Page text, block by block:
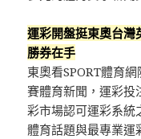
運彩開盤挺東奧台
勝券在手
東奧看SPORT體育
賽體育新聞，運彩投
彩市場認可運彩系統
體育話題與最專業運